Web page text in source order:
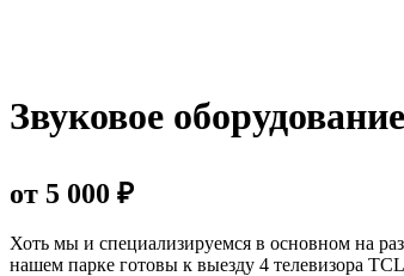
Звуковое оборудование
от 5 000 ₽
Хоть мы и специализируемся в основном на
нашем парке готовы к выезду 4 телевизора